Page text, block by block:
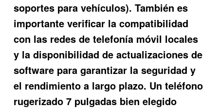
soportes para vehículos). También es
importante verificar la compatibilidad
con las redes de telefonía móvil locales
y la disponibilidad de actualizaciones de
software para garantizar la seguridad y
el rendimiento a largo plazo. Un teléfono
rugerizado 7 pulgadas bien elegido